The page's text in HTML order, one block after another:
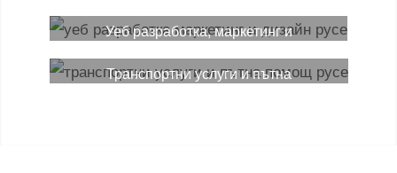
ремонти
Уеб разработка, маркетинг и
дизайн
Транспортни услуги и пътна